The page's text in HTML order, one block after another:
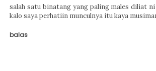
salah satu binatang yang paling males diliat
kalo saya perhatiin munculnya itu kaya
balas